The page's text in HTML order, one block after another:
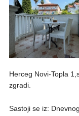
Herceg Novi-Topla
zgradi.
Sastoji se iz: